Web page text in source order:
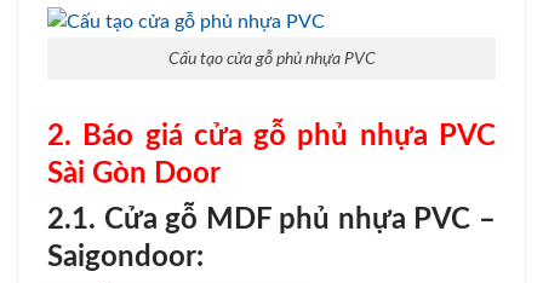
Cấu tạo cửa gỗ phủ nhựa PVC
2. Báo giá cửa gỗ phủ nhựa PVC
Sài Gòn Door
2.1. Cửa gỗ MDF phủ nhựa PVC –
Saigondoor: